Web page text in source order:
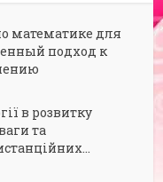
математике для
подход к
в розвитку
та